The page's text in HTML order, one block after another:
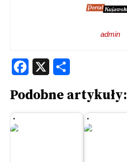
admin
Facebook
Podobne artykuły: